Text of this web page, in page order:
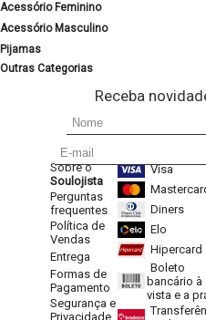
Acessório Feminino
Acessório Masculino
Pijamas
Outras Categorias
Receba
Sobre o
Soulojista
Perguntas
frequentes
Política de
Vendas
Entrega
Formas de
Pagamento
Segurança e
Privacidade
Visa
Diners
Elo
Hipercard
Boleto
bancário à
vista e a